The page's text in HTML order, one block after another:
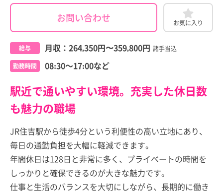
お問い合わせ お気に入り
給与 月収： 264,350円〜359,800円 諸手当込
勤務時間 08:30～17:00など
駅近で通いやすい環境。充実した休日数
も魅力の職場
JR住吉駅から徒歩4分という利便性の高い立地にあり、
毎日の通勤負担を大幅に軽減できます。
年間休日は128日と非常に多く、プライベートの時間を
しっかりと確保できるのが大きな魅力です。
仕事と生活のバランスを大切にしながら、長期的に働き